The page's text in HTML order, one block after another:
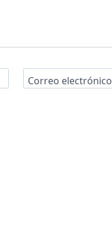
Correo electrónico